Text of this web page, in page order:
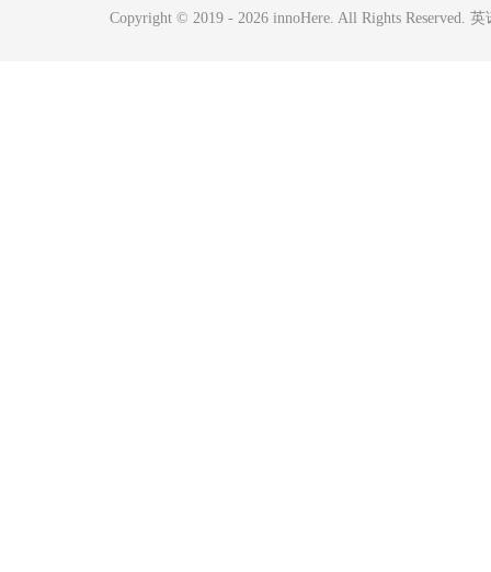
Copyright © 2019 - 2026 innoHere. All Rights Reserved.